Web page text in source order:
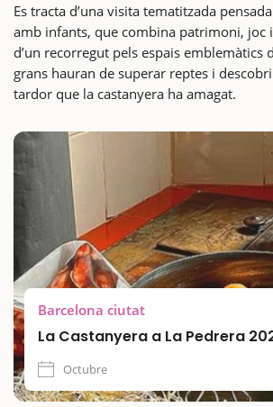
Es tracta d’una visita tematitzada
amb infants, que combina patrimoni, joc
d’un recorregut pels espais emblemàtics
grans hauran de superar reptes i
tardor que la castanyera ha amagat.
Barcelona ciutat
La Castanyera a La Pedrera
Octubre